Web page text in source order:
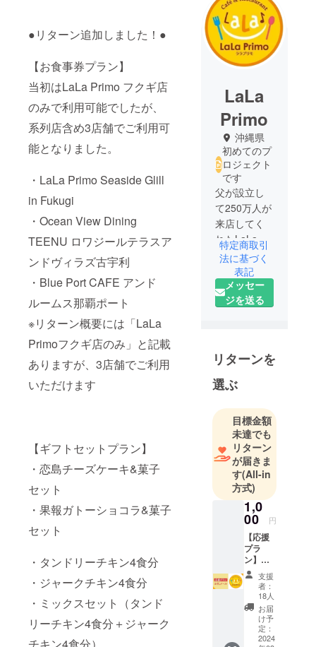
●リターン追加しました！●
【お食事券プラン】
当初はLaLa Primo フクギ店
のみで利用可能でしたが、
系列店含め3店舗でご利用可
能となりました。
・LaLa Primo Seaside Glill
in Fukugi
・Ocean View Dining
TEENU ロワジールテラスア
ンドヴィラズ古宇利
・Blue Port CAFE アンド
ルームス那覇ポート
※リターン概要には「LaLa
Primoフクギ店のみ」と記載
ありますが、3店舗でご利用
いただけます
【ギフトセットプラン】
・恋島チーズケーキ&菓子
セット
・果報ガトーショコラ&菓子
セット
・タンドリーチキン4食分
・ジャークチキン4食分
・ミックスセット（タンド
リーチキン4食分＋ジャーク
LaLa
Primo
沖縄県
初めてのプ
ロジェクト
です
父が設立し
て250万人が
来店してく
れたLaLa
Primoを再建
させるため
に動いてい
る、兄弟
コロナで倒
産しました
が、来店し
てくれたお
客様が笑顔
になる瞬間
は今でも忘
れていませ
ん。まだま
だ未熟です
が、料理
人・経営者
として4年頑
張ってきた
新たな一歩
2024年に
LaLa Primo
再建に向け
特定商取引
法に基づく
表記
メッセー
ジを送る
リターンを
選ぶ
目標金額
未達でも
リターン
が届きま
す(All-in
方式)
1,0
00 円
【応援
プラ
ン】
●︎お礼の
メッ
セージ
気持ち
を込め
てお礼
のメッ
支援
者：
18人
お届
け予
定：
2024